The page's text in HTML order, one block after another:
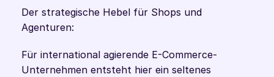
Der strategische Hebel für Shops und
Agenturen:
Für international agierende E-Commerce-
Unternehmen entsteht hier ein seltenes